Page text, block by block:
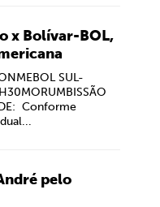
x Bolívar-BOL,
SUL-
Conforme
pelo